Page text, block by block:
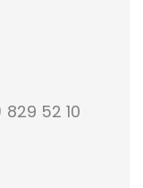
52 10